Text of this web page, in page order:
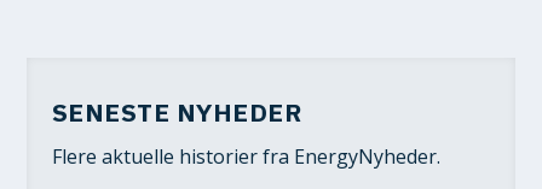
SENESTE NYHEDER
Flere aktuelle historier fra EnergyNyheder.